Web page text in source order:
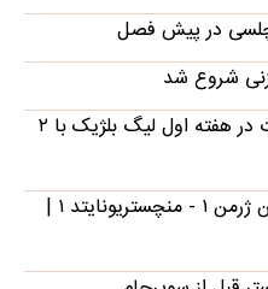
در پیش فصل
شروع شد
ببینید؛ درخشش دنیس اکرت در هفته اول لیگ بلژیک با ۲
ببینید؛ خلاصه بازی پاری سن ژرمن ۱ - منچستریونایتد ۱ |